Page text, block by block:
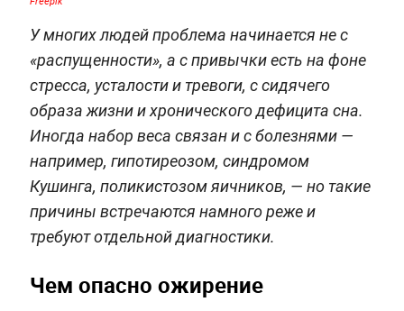
У многих людей проблема начинается не с
«распущенности», а с привычки есть на фоне
стресса, усталости и тревоги, с сидячего
образа жизни и хронического дефицита сна.
Иногда набор веса связан и с болезнями —
например, гипотиреозом, синдромом
Кушинга, поликистозом яичников, — но такие
причины встречаются намного реже и
требуют отдельной диагностики.
Чем опасно ожирение